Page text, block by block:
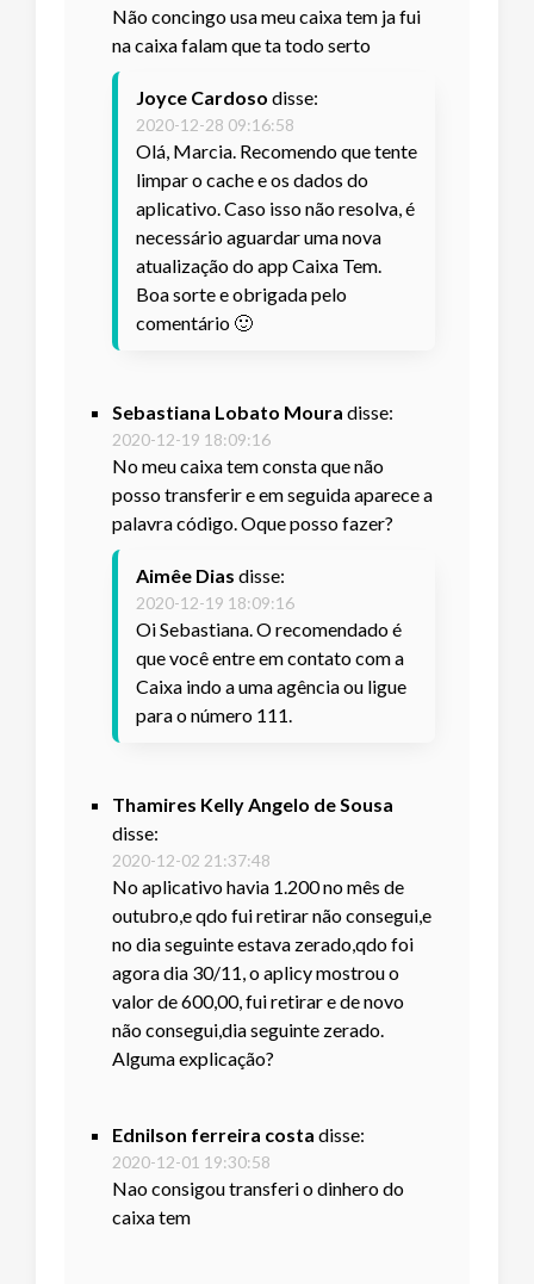
Não concingo usa meu caixa tem ja fui
na caixa falam que ta todo serto
Joyce Cardoso disse:
2020-12-28 09:16:58
Olá, Marcia. Recomendo que tente
limpar o cache e os dados do
aplicativo. Caso isso não resolva, é
necessário aguardar uma nova
atualização do app Caixa Tem.
Boa sorte e obrigada pelo
comentário 🙂
Sebastiana Lobato Moura disse:
2020-12-19 18:09:16
No meu caixa tem consta que não
posso transferir e em seguida aparece a
palavra código. Oque posso fazer?
Aimêe Dias disse:
2020-12-19 18:09:16
Oi Sebastiana. O recomendado é
que você entre em contato com a
Caixa indo a uma agência ou ligue
para o número 111.
Thamires Kelly Angelo de Sousa
disse:
2020-12-02 21:37:48
No aplicativo havia 1.200 no mês de
outubro,e qdo fui retirar não consegui,e
no dia seguinte estava zerado,qdo foi
agora dia 30/11, o aplicy mostrou o
valor de 600,00, fui retirar e de novo
não consegui,dia seguinte zerado.
Alguma explicação?
Ednilson ferreira costa disse:
2020-12-01 19:30:58
Nao consigou transferi o dinhero do
caixa tem